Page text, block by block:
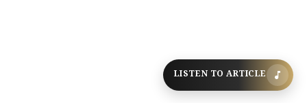
LISTEN TO ARTICLE